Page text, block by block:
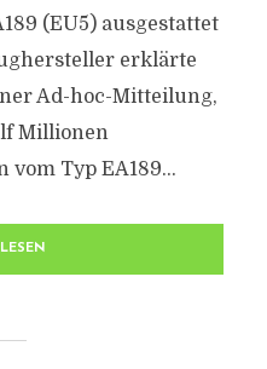
(EU5) ausgestattet
erklärte
Ad-hoc-Mitteilung,
Millionen
Typ EA189...